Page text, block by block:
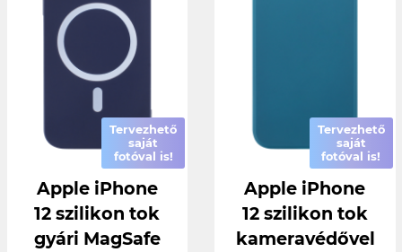
Tervezhető
saját
fotóval is!
Apple iPhone
12 szilikon tok
gyári MagSafe
Tervezhető
saját
fotóval is!
Apple iPhone
12 szilikon tok
kameravédővel